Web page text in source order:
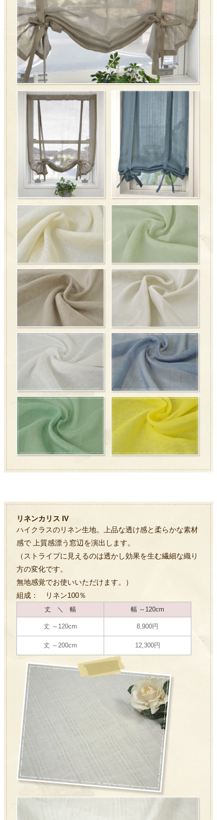
リネンカリス IV
ハイクラスのリネン生地。上品な透け感と柔らかな素材
感で 上質感漂う窓辺を演出します。
（ストライプに見えるのは透かし効果を生む繊細な織り
方の変化です。
無地感覚でお使いいただけます。）
組成： リネン100％
丈 ＼ 幅 幅 ～120cm
丈 ～120cm 8,900円
丈 ～200cm 12,300円